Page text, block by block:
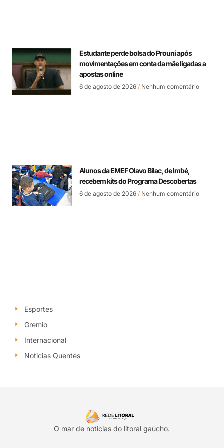
Estudante perde bolsa do Prouni após
movimentações em conta da mãe ligadas a
apostas online
6 de agosto de 2026 Nenhum comentário
Alunos da EMEF Olavo Bilac, de Imbé,
recebem kits do Programa Descobertas
6 de agosto de 2026 Nenhum comentário
Esportes
Gremio
Internacional
Noticias Quentes
O mar de noticias do litoral gaúcho.